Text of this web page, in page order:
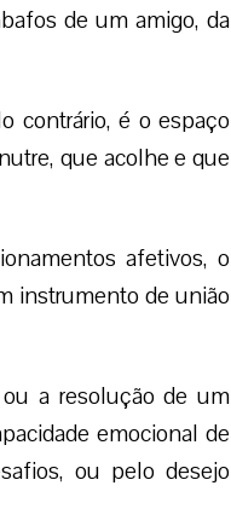
de um amigo, da
contrário, é o espaço
que acolhe e que
afetivos, o
instrumento de união
a resolução de um
emocional de
ou pelo desejo